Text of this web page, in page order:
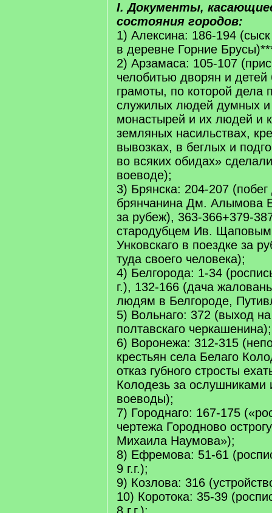
I. Документы,
состояния городов:
1) Алексина: 186-194
в деревне Горние
2) Арзамаса: 105-107
челобитью дворян и детей
грамоты, по которой дела
служилых людей думных и
монастырей и их людей и
земляных насильствах,
вывозках, в беглых и
во всяких обидах»
воеводе);
3) Брянска: 204-207 (побег
брянчанина Дм. Алымова
за рубеж), 363-366+379-
стародубцем Ив.
Унковскаго в поездке за
туда своего человека);
4) Белгорода: 1-34
г.), 132-166 (дача
людям в Белгороде,
5) Вольнаго: 372 (выход
полтавскаго черкашенина);
6) Воронежа: 312-315
крестьян села Белаго
отказ губного стросты
Колодезь за ослушниками
воеводы);
7) Городнаго: 167-175
чертежа Городново
Михаила Наумова»);
8) Ефремова: 51-61
9 г.г.);
9) Козлова: 316
10) Коротока: 35-39